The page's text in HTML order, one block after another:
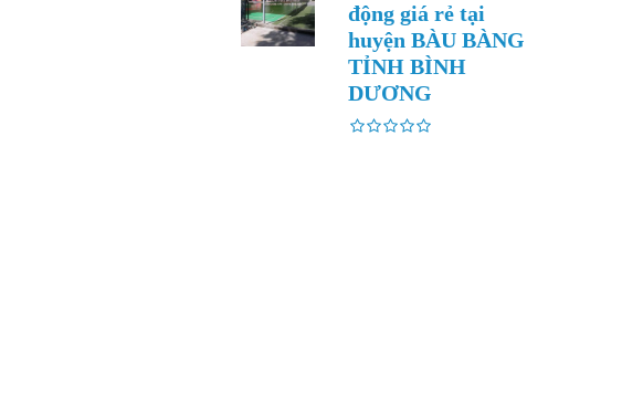
động giá rẻ tại
huyện BÀU BÀNG
TỈNH BÌNH
DƯƠNG